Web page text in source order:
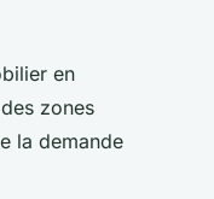
en
zones
la demande